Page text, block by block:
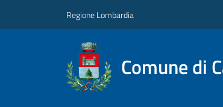
Regione Lombardia
Comune di